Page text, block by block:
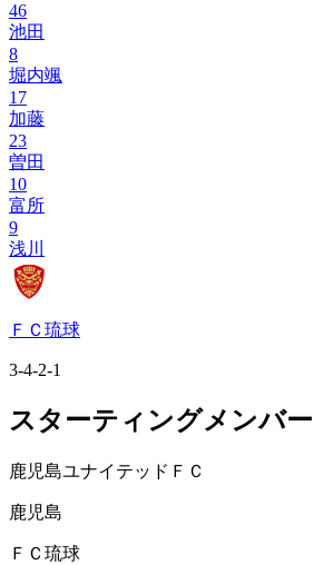
46
池田
8
堀内颯
17
加藤
23
曽田
10
富所
9
浅川
ＦＣ琉球
3-4-2-1
スターティングメンバー
鹿児島ユナイテッドＦＣ
鹿児島
ＦＣ琉球